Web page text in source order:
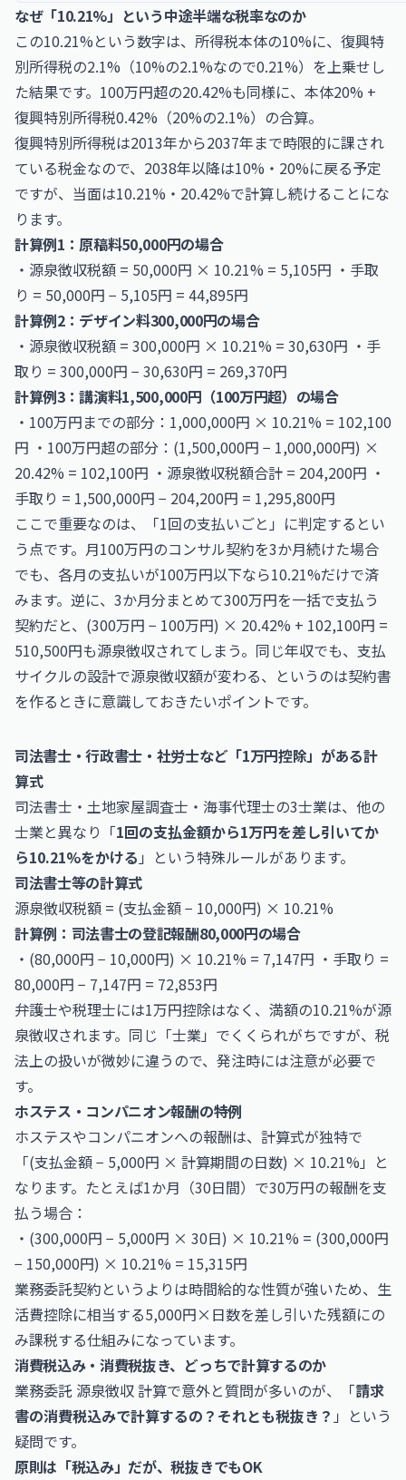
なぜ「10.21%」という中途半端な税率なのか
この10.21%という数字は、所得税本体の10%に、復興特
別所得税の2.1%（10%の2.1%なので0.21%）を上乗せし
た結果です。100万円超の20.42%も同様に、本体20% +
復興特別所得税0.42%（20%の2.1%）の合算。
復興特別所得税は2013年から2037年まで時限的に課され
ている税金なので、2038年以降は10%・20%に戻る予定
ですが、当面は10.21%・20.42%で計算し続けることにな
ります。
計算例1：原稿料50,000円の場合
・源泉徴収税額 = 50,000円 × 10.21% = 5,105円 ・手取
り = 50,000円 − 5,105円 = 44,895円
計算例2：デザイン料300,000円の場合
・源泉徴収税額 = 300,000円 × 10.21% = 30,630円 ・手
取り = 300,000円 − 30,630円 = 269,370円
計算例3：講演料1,500,000円（100万円超）の場合
・100万円までの部分：1,000,000円 × 10.21% = 102,100
円 ・100万円超の部分：(1,500,000円 − 1,000,000円) ×
20.42% = 102,100円 ・源泉徴収税額合計 = 204,200円 ・
手取り = 1,500,000円 − 204,200円 = 1,295,800円
ここで重要なのは、「1回の支払いごと」に判定するとい
う点です。月100万円のコンサル契約を3か月続けた場合
でも、各月の支払いが100万円以下なら10.21%だけで済
みます。逆に、3か月分まとめて300万円を一括で支払う
契約だと、(300万円 − 100万円) × 20.42% + 102,100円 =
510,500円も源泉徴収されてしまう。同じ年収でも、支払
サイクルの設計で源泉徴収額が変わる、というのは契約書
を作るときに意識しておきたいポイントです。
司法書士・行政書士・社労士など「1万円控除」がある計
算式
司法書士・土地家屋調査士・海事代理士の3士業は、他の
士業と異なり「1回の支払金額から1万円を差し引いてか
ら10.21%をかける 」という特殊ルールがあります。
司法書士等の計算式
源泉徴収税額 = (支払金額 − 10,000円) × 10.21%
計算例：司法書士の登記報酬80,000円の場合
・(80,000円 − 10,000円) × 10.21% = 7,147円 ・手取り =
80,000円 − 7,147円 = 72,853円
弁護士や税理士には1万円控除はなく、満額の10.21%が源
泉徴収されます。同じ「士業」でくくられがちですが、税
法上の扱いが微妙に違うので、発注時には注意が必要で
す。
ホステス・コンパニオン報酬の特例
ホステスやコンパニオンへの報酬は、計算式が独特で
「(支払金額 − 5,000円 × 計算期間の日数) × 10.21%」と
なります。たとえば1か月（30日間）で30万円の報酬を支
払う場合：
・(300,000円 − 5,000円 × 30日) × 10.21% = (300,000円
− 150,000円) × 10.21% = 15,315円
業務委託契約というよりは時間給的な性質が強いため、生
活費控除に相当する5,000円×日数を差し引いた残額にの
み課税する仕組みになっています。
消費税込み・消費税抜き、どっちで計算するのか
業務委託 源泉徴収 計算で意外と質問が多いのが、「請求
書の消費税込みで計算するの？それとも税抜き？ 」という
疑問です。
原則は「税込み」だが、税抜きでもOK